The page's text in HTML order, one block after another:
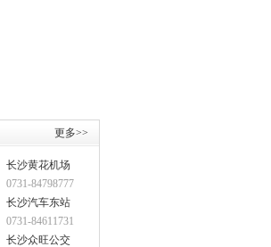
更多>>
长沙黄花机场
0731-84798777
长沙汽车东站
0731-84611731
长沙众旺公交